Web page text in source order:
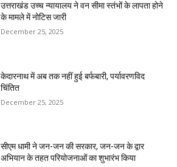
उत्तराखंड उच्च न्यायालय ने वन सीमा स्तंभों के लापता होने
के मामले में नोटिस जारी
December 25, 2025
केदारनाथ में अब तक नहीं हुई बर्फबारी, पर्यावरणविद
चिंतित
December 25, 2025
सीएम धामी ने जन-जन की सरकार, जन-जन के द्वार
अभियान के तहत परियोजनाओं का शुभारंभ किया